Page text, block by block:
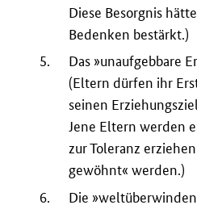
Diese Besorgnis
Bedenken bestärkt.)
5.
Das »unaufgebbare
(Eltern dürfen ihr
seinen
Jene Eltern werden
zur Toleranz
gewöhnt« werden.)
6.
Die